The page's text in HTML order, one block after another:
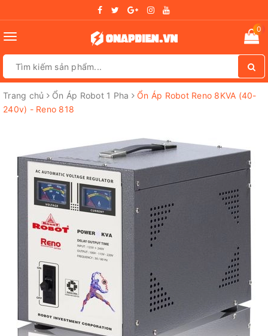
Toggle
0
Trang chủ Ổn Áp Robot 1 Pha
Ổn Áp Robot Reno 8KVA (40-
240v) - Reno 818